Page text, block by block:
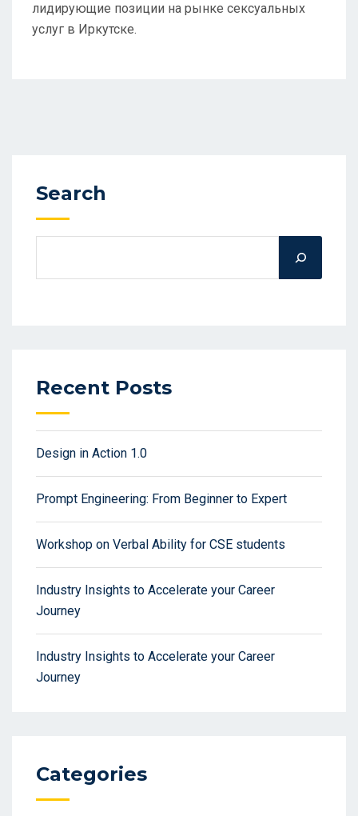
лидирующие позиции на рынке сексуальных
услуг в Иркутске.
Search
Recent Posts
Design in Action 1.0
Prompt Engineering: From Beginner to Expert
Workshop on Verbal Ability for CSE students
Industry Insights to Accelerate your Career
Journey
Industry Insights to Accelerate your Career
Journey
Categories